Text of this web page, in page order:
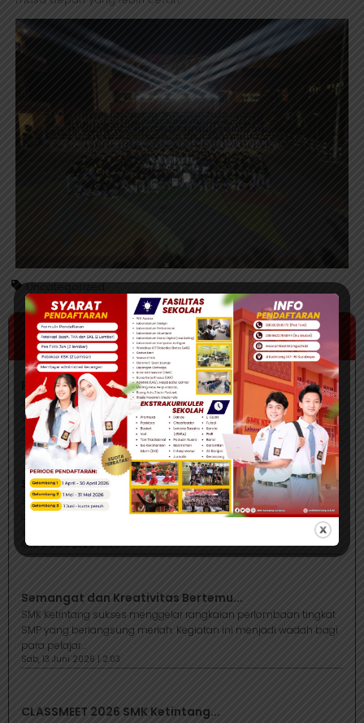
Uncategorized
Artikel Lainnya
Pendaftaran SMK Ketintang (Sketsa...
Surabaya – Ada kabar penting nih buat kamu yang saat ini
sedang bingung mencari sekolah lanjutan yang oke...
Sab, 20 Juni 2026 | 2:31
SISWA SMK KETINTANG SURABAYA...
SURABAYA – Kabar membanggakan kembali datang dari dunia
olahraga SMK Ketintang Surabaya. Salah satu siswa terbaik
Rab, 17 Juni 2026 | 2:29
Semangat dan Kreativitas Bertemu...
SMK Ketintang sukses menggelar rangkaian perlombaan tingkat
SMP yang berlangsung meriah. Kegiatan ini menjadi wadah bagi
para pelajar...
Sab, 13 Juni 2026 | 2:03
CLASSMEET 2026 SMK Ketintang...